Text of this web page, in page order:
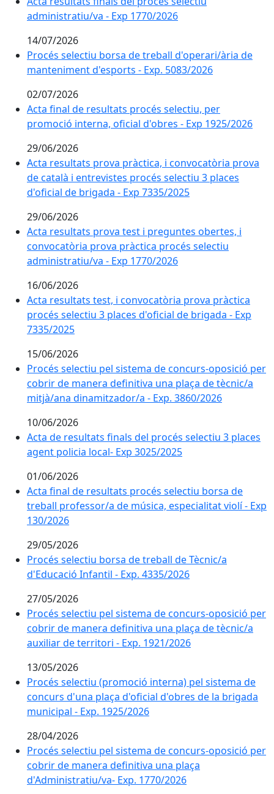
administratiu/va - Exp 1770/2026
14/07/2026
Procés selectiu borsa de treball d'operari/ària de
Procés selectiu borsa de treball d'operari/ària de
manteniment d'esports - Exp. 5083/2026
02/07/2026
Acta final de resultats procés selectiu, per promoció
Acta final de resultats procés selectiu, per
promoció interna, oficial d'obres - Exp 1925/2026
29/06/2026
Acta resultats prova pràctica, i convocatòria prova
Acta resultats prova pràctica, i convocatòria prova
de català i entrevistes procés selectiu 3 places
d'oficial de brigada - Exp 7335/2025
29/06/2026
Acta resultats prova test i preguntes obertes, i
Acta resultats prova test i preguntes obertes, i
convocatòria prova pràctica procés selectiu
administratiu/va - Exp 1770/2026
16/06/2026
Acta resultats test, i convocatòria prova pràctica
Acta resultats test, i convocatòria prova pràctica
procés selectiu 3 places d'oficial de brigada - Exp
7335/2025
15/06/2026
Procés selectiu pel sistema de concurs-oposició
Procés selectiu pel sistema de concurs-oposició per
cobrir de manera definitiva una plaça de tècnic/a
mitjà/ana dinamitzador/a - Exp. 3860/2026
10/06/2026
Acta de resultats finals del procés selectiu 3 places
Acta de resultats finals del procés selectiu 3 places
agent policia local- Exp 3025/2025
01/06/2026
Acta final de resultats procés selectiu borsa de
Acta final de resultats procés selectiu borsa de
treball professor/a de música, especialitat violí - Exp
130/2026
29/05/2026
Procés selectiu borsa de treball de Tècnic/a
Procés selectiu borsa de treball de Tècnic/a
d'Educació Infantil - Exp. 4335/2026
27/05/2026
Procés selectiu pel sistema de concurs-oposició
Procés selectiu pel sistema de concurs-oposició per
cobrir de manera definitiva una plaça de tècnic/a
auxiliar de territori - Exp. 1921/2026
13/05/2026
Procés selectiu (promoció interna) pel sistema de
Procés selectiu (promoció interna) pel sistema de
concurs d'una plaça d'oficial d'obres de la brigada
municipal - Exp. 1925/2026
28/04/2026
Procés selectiu pel sistema de concurs-oposició
Procés selectiu pel sistema de concurs-oposició per
cobrir de manera definitiva una plaça
d'Administratiu/va- Exp. 1770/2026